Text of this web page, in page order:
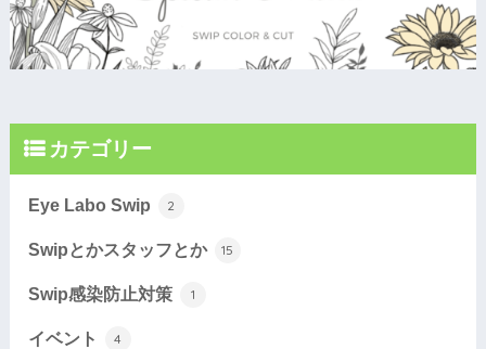
カテゴリー
Eye Labo Swip 2
Swipとかスタッフとか 15
Swip感染防止対策 1
イベント 4